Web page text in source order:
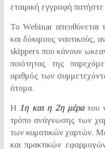
εταιρική εγγραφή πατήστε
Το Webinar απευθύνεται
και δόκιμους ναυτικούς,
skippers που κάνουν
ποιότητας της
αριθμός των
άτομα.
Η 1η και η 2η μέρατου
τρόπο ανάγνωσης των
των κυματικών χαρτών.
και πρακτικών